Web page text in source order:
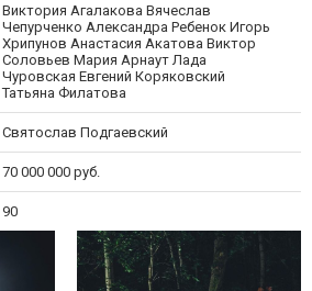
Виктория Агалакова Вячеслав
Чепурченко Александра Ребенок Игорь
Хрипунов Анастасия Акатова Виктор
Соловьев Мария Арнаут Лада
Чуровская Евгений Коряковский
Татьяна Филатова
Святослав Подгаевский
70 000 000 руб.
90